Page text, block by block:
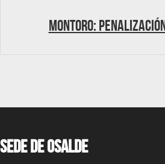
Montoro:
Sede de OSALDE